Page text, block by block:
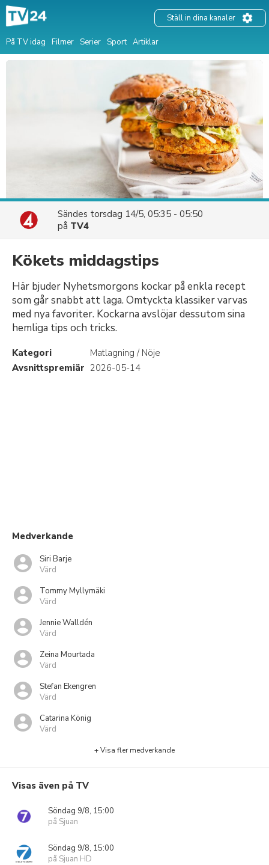
På TV idag Filmer Serier Sport Artiklar
Ställ in dina kanaler
Sändes torsdag 14/5, 05:35 - 05:50
på TV4
Kökets middagstips
Här bjuder Nyhetsmorgons kockar på enkla recept
som går snabbt att laga. Omtyckta klassiker varvas
med nya favoriter. Kockarna avslöjar dessutom sina
hemliga tips och tricks.
Kategori
Matlagning / Nöje
Avsnittspremiär 2026-05-14
Medverkande
Siri Barje
Värd
Tommy Myllymäki
Värd
Jennie Walldén
Värd
Zeina Mourtada
Värd
Stefan Ekengren
Värd
Catarina König
Värd
+ Visa fler medverkande
Visas även på TV
Söndag 9/8, 15:00
på Sjuan
Söndag 9/8, 15:00
på Sjuan HD